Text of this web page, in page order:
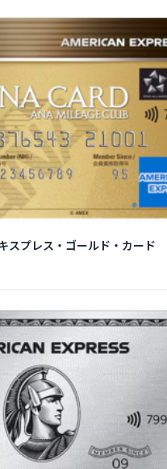
スプレス・ゴールド・カード